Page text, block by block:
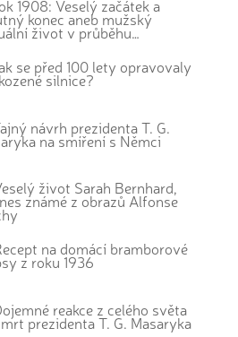
1908: Veselý začátek a
konec aneb mužský
život v průběhu…
se před 100 lety opravovaly
silnice?
návrh prezidenta T. G.
na smíření s Němci
život Sarah Bernhard,
známé z obrazů Alfonse
na domácí bramborové
z roku 1936
reakce z celého světa
prezidenta T. G. Masaryka